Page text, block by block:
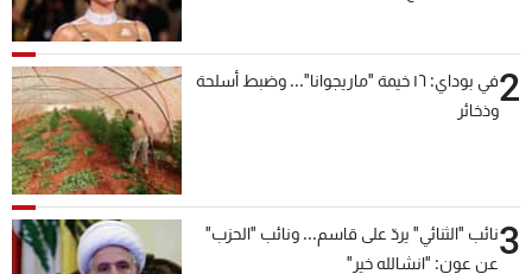
2
في بوداي: ١٦ خيمة "ماريجوانا"... وضبط أسلحة
وذخائر
3نائب "الثنائي" يردّ على قاسم... ونائب "الحزب"
عن عون: "انشالله خير"